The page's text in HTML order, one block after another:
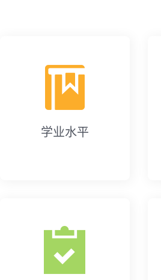
学业水平